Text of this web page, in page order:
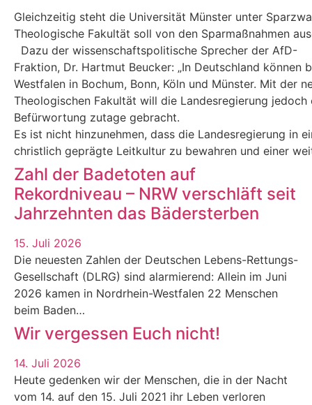
Gleichzeitig steht die Universität Münster unter
Theologische Fakultät soll von den Sparmaßnahmen
Dazu der wissenschaftspolitische Sprecher der AfD-
Fraktion, Dr. Hartmut Beucker: „In Deutschland
Westfalen in Bochum, Bonn, Köln und Münster. Mit der
Theologischen Fakultät will die Landesregierung
Befürwortung zutage gebracht.
Es ist nicht hinzunehmen, dass die Landesregierung in
christlich geprägte Leitkultur zu bewahren und einer
Zahl der Badetoten auf
Rekordniveau – NRW verschläft seit
Jahrzehnten das Bädersterben
15. Juli 2026
Die neuesten Zahlen der Deutschen Lebens-Rettungs-
Gesellschaft (DLRG) sind alarmierend: Allein im Juni
2026 kamen in Nordrhein-Westfalen 22 Menschen
beim Baden…
Wir vergessen Euch nicht!
14. Juli 2026
Heute gedenken wir der Menschen, die in der Nacht
vom 14. auf den 15. Juli 2021 ihr Leben verloren